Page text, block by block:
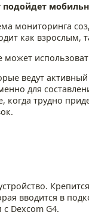
подойдет
мониторинга
как взрослым,
может
ведут
для
трудно
вводится в
Dexcom G4.